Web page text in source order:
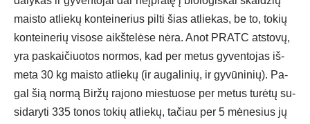
mais­to at­lie­kų kon­tei­ne­rius pil­ti šias at­lie­kas, be to, to­kių
kon­tei­ne­rių vi­so­se aikš­te­lė­se nė­ra. Anot PRATC at­sto­vų,
yra pa­skai­čiuo­tos nor­mos, kad per me­tus gy­ven­to­jas iš­
me­ta 30 kg mais­to at­lie­kų (ir au­ga­li­nių, ir gy­vū­ni­nių). Pa­
gal šią nor­mą Bir­žų ra­jo­no mies­tuo­se per me­tus tu­rė­tų su­
si­da­ry­ti 335 to­nos to­kių at­lie­kų, ta­čiau per 5 mė­ne­sius jų